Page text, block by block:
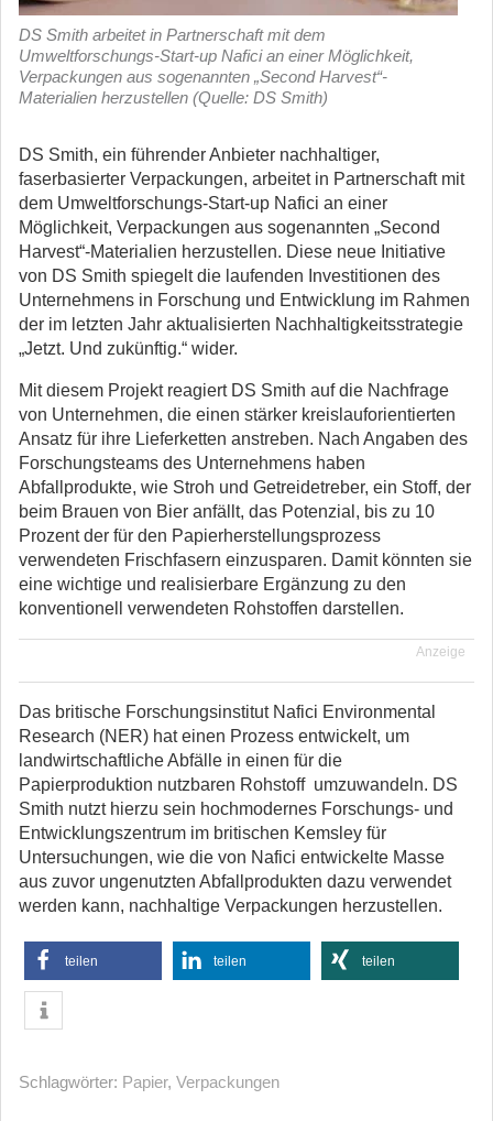
DS Smith arbeitet in Partnerschaft mit dem
Umweltforschungs-Start-up Nafici an einer Möglichkeit,
Verpackungen aus sogenannten „Second Harvest“-
Materialien herzustellen (Quelle: DS Smith)
DS Smith, ein führender Anbieter nachhaltiger,
faserbasierter Verpackungen, arbeitet in Partnerschaft mit
dem Umweltforschungs-Start-up Nafici an einer
Möglichkeit, Verpackungen aus sogenannten „Second
Harvest“-Materialien herzustellen. Diese neue Initiative
von DS Smith spiegelt die laufenden Investitionen des
Unternehmens in Forschung und Entwicklung im Rahmen
der im letzten Jahr aktualisierten Nachhaltigkeitsstrategie
„Jetzt. Und zukünftig.“ wider.
Mit diesem Projekt reagiert DS Smith auf die Nachfrage
von Unternehmen, die einen stärker kreislauforientierten
Ansatz für ihre Lieferketten anstreben. Nach Angaben des
Forschungsteams des Unternehmens haben
Abfallprodukte, wie Stroh und Getreidetreber, ein Stoff, der
beim Brauen von Bier anfällt, das Potenzial, bis zu 10
Prozent der für den Papierherstellungsprozess
verwendeten Frischfasern einzusparen. Damit könnten sie
eine wichtige und realisierbare Ergänzung zu den
konventionell verwendeten Rohstoffen darstellen.
Anzeige
Das britische Forschungsinstitut Nafici Environmental
Research (NER) hat einen Prozess entwickelt, um
landwirtschaftliche Abfälle in einen für die
Papierproduktion nutzbaren Rohstoff umzuwandeln. DS
Smith nutzt hierzu sein hochmodernes Forschungs- und
Entwicklungszentrum im britischen Kemsley für
Untersuchungen, wie die von Nafici entwickelte Masse
aus zuvor ungenutzten Abfallprodukten dazu verwendet
werden kann, nachhaltige Verpackungen herzustellen.
teilen teilen teilen
Schlagwörter: Papier, Verpackungen